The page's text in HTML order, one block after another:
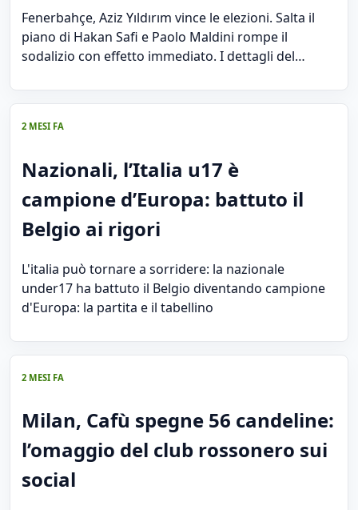
Fenerbahçe, Aziz Yıldırım vince le elezioni. Salta il
piano di Hakan Safi e Paolo Maldini rompe il
sodalizio con effetto immediato. I dettagli del…
2 MESI FA
Nazionali, l’Italia u17 è
campione d’Europa: battuto il
Belgio ai rigori
L'italia può tornare a sorridere: la nazionale
under17 ha battuto il Belgio diventando campione
d'Europa: la partita e il tabellino
2 MESI FA
Milan, Cafù spegne 56 candeline:
l’omaggio del club rossonero sui
social